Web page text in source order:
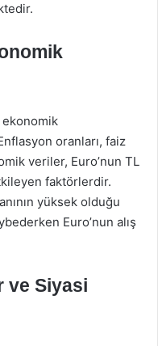
ekonomik
oranları, faiz
veriler, Euro’nun TL
faktörlerdir.
yüksek olduğu
Euro’nun alış
ve Siyasi